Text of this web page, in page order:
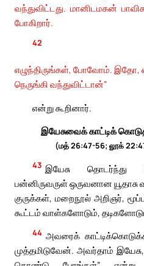
வந்துவிட்டது. மானிடமகன்
போகிறார்.
42
எழுந்திருங்கள், போவோம்.
நெருங்கி வந்துவிட்டான்”
என்று கூறினார்.
இயேசுவைக் காட்டிக்
(மத் 26:47-56; லூக்
43 இயேசு தொடர்ந்து
பன்னிருவருள் ஒருவனான
குருக்கள், மறைநூல் அறிஞர்,
கூட்டம் வாள்களோடும்,
44 அவரைக்
முத்தமிடுவேன். அவர்தாம்